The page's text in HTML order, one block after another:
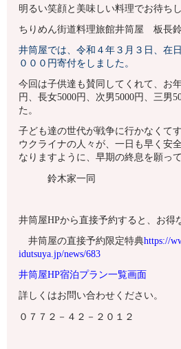
明るい笑顔と美味しい料理でお待ち
ちりめん街道料理旅館井筒屋 板長
井筒屋では、令和４年３月３日、在
０００円寄付をしました。
今回は子供達も賛同してくれて、お
円、長女5000円、次男5000円、三男
た。
子ども達の世代が戦争に行かなくて
ウクライナの人々が、一日も早く安
なりますように、早期の終息を願って
鈴木家一同
井筒屋HPから直接予約すると、お得
井筒屋の直接予約限定特典https://
idutsuya.jp/news/683
井筒屋HP宿泊プラン一覧画面
詳しくはお問い合わせください。
０７７２－４２－２０１２